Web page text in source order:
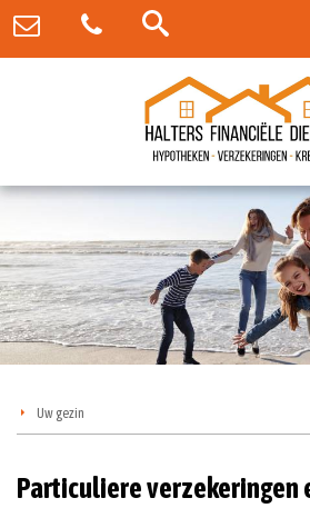
Uw gezin
Particuliere verzekeringen